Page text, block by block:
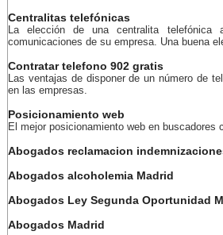
Centralitas telefónicas
La elección de una centralita telefónica
comunicaciones de su empresa. Una buena
Contratar telefono 902 gratis
Las ventajas de disponer de un número de
en las empresas.
Posicionamiento web
El mejor posicionamiento web en buscadores
Abogados reclamacion
Abogados alcoholemia Madrid
Abogados Ley Segunda Oportunidad
Abogados Madrid